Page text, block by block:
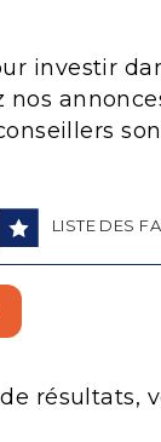
investir
LISTE DES